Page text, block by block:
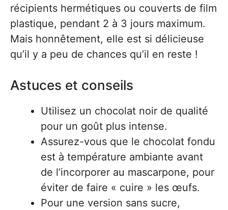
récipients hermétiques ou couverts de film
plastique, pendant 2 à 3 jours maximum.
Mais honnêtement, elle est si délicieuse
qu’il y a peu de chances qu’il en reste !
Astuces et conseils
Utilisez un chocolat noir de qualité
pour un goût plus intense.
Assurez-vous que le chocolat fondu
est à température ambiante avant
de l’incorporer au mascarpone, pour
éviter de faire « cuire » les œufs.
Pour une version sans sucre,